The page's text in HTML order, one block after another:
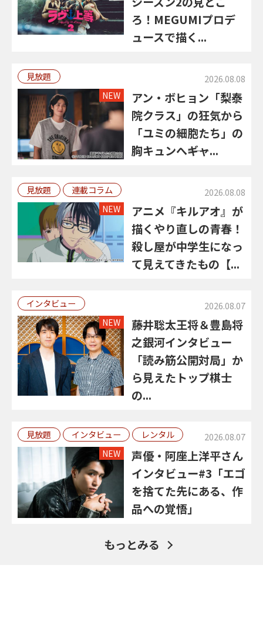
ろ！MEGUMIプロデ
ュースで描く...
見放題 2026.08.08
NEW
アン・ボヒョン「梨泰
院クラス」の狂気から
「ユミの細胞たち」の
胸キュンへ――ギャ...
見放題 連載コラム 2026.08.08
NEW
アニメ『キルアオ』が
描くやり直しの青春！
殺し屋が中学生になっ
て見えてきたもの【...
インタビュー 2026.08.07
NEW
藤井聡太王将＆豊島将
之銀河インタビュー
「読み筋公開対局」か
ら見えたトップ棋士
の...
見放題 インタビュー レンタル 2026.08.07
NEW
声優・阿座上洋平さん
インタビュー#3「エゴ
を捨てた先にある、作
品への覚悟」
もっとみる